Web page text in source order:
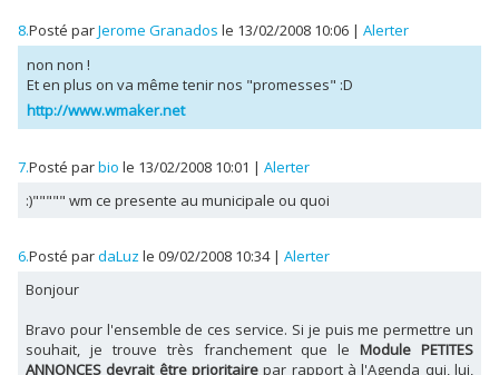
8.Posté parJerome Granados le 13/02/2008 10:06 | Alerter
non non !
Et en plus on va même tenir nos "promesses" :D
http://www.wmaker.net
7.Posté parbio le 13/02/2008 10:01 | Alerter
:)""""" wm ce presente au municipale ou quoi
6.Posté pardaLuz le 09/02/2008 10:34 | Alerter
Bonjour
Bravo pour l'ensemble de ces service. Si je puis me permettre un
souhait, je trouve très franchement que leModule PETITES
ANNONCES devrait être prioritairepar rapport à l'Agenda qui, lui,